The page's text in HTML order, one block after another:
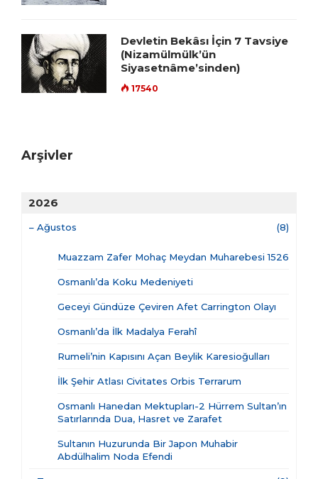
Devletin Bekâsı İçin 7 Tavsiye
(Nizamülmülk’ün
Siyasetnâme’sinden)
17540
Arşivler
2026
– Ağustos (8)
Muazzam Zafer Mohaç Meydan Muharebesi 1526
Osmanlı’da Koku Medeniyeti
Geceyi Gündüze Çeviren Afet Carrington Olayı
Osmanlı’da İlk Madalya Ferahî
Rumeli’nin Kapısını Açan Beylik Karesioğulları
İlk Şehir Atlası Civitates Orbis Terrarum
Osmanlı Hanedan Mektupları-2 Hürrem Sultan’ın
Satırlarında Dua, Hasret ve Zarafet
Sultanın Huzurunda Bir Japon Muhabir
Abdülhalim Noda Efendi